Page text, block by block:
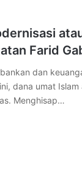
Farid
dan
dana umat Islam
Menghisap…